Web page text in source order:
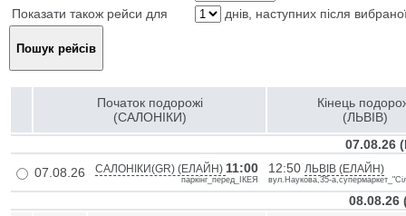
Показати також рейси для
днів, наступних після
Початок подорожі
(САЛОНІКИ)
Кінець
(ЛЬВІВ)
07.08.26
07.08.26
САЛОНІКИ(GR) (ЕЛАЙН) 11:00
паркінг_перед_ІКЕЯ
12:50 ЛЬВІВ (ЕЛАЙН)
вул.Наукова,35-
08.08.26